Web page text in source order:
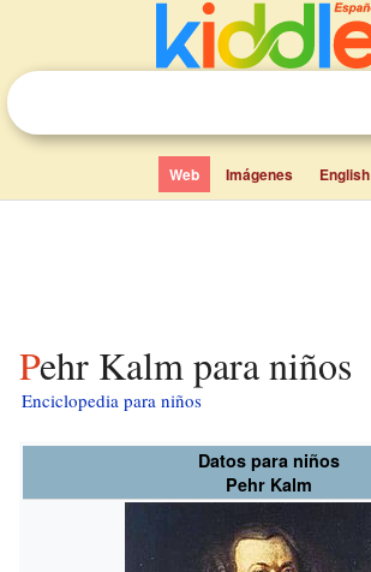
Web Imágenes English
Pehr Kalm para niños
Enciclopedia para niños
Datos para niños
Pehr Kalm